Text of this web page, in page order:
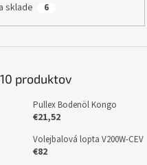
sklade 6
produktov
Pullex Bodenöl Kongo
€21,52
Volejbalová lopta V200W-CEV
€82